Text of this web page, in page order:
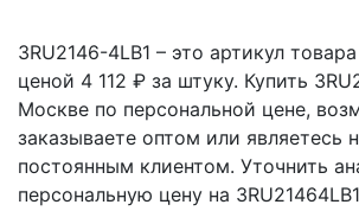
3RU2146-4LB1 – это артикул
ценой 4 112 ₽ за штуку. Купить
Москве по персональной цене,
заказываете оптом или являетесь
постоянным клиентом. Уточнить
персональную цену на